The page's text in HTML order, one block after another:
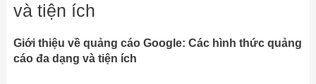
và tiện ích
Giới thiệu về quảng cáo Google: Các hình thức quảng
cáo đa dạng và tiện ích